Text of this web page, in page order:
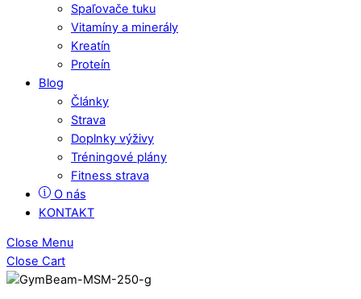
Spaľovače tuku
Vitamíny a minerály
Kreatín
Proteín
Blog
Články
Strava
Doplnky výživy
Tréningové plány
Fitness strava
O nás
KONTAKT
Close Menu
Close Cart